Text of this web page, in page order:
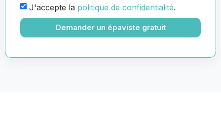
J'accepte la politique de confidentialité.
Demander un épaviste gratuit